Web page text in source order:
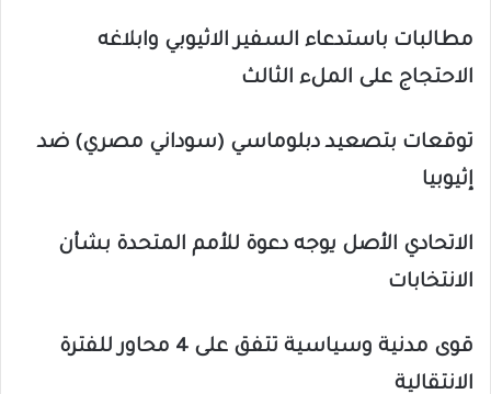
مطالبات باستدعاء السفير الاثيوبي وابلاغه
الاحتجاج على الملء الثالث
توقعات بتصعيد دبلوماسي (سوداني مصري) ضد
إثيوبيا
الاتحادي الأصل يوجه دعوة للأمم المتحدة بشأن
الانتخابات
قوى مدنية وسياسية تتفق على 4 محاور للفترة
الانتقالية